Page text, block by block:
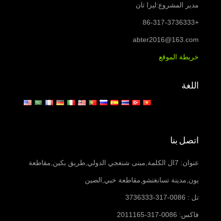
مدير المشروع:ليزا تان
+86-317-3736333
abter2016@163.com
خريطة الموقع
اللغة
اتصل بنا
عنوان: 7ال الكلمة,مبنى شنغجي الدولي,طريق بكين,مقاطعة
يون,مدينة تسانغتشو,مقاطعة خبي,الصين
تل : 0086-317-3736333
فاكس: 0086-317-2011165